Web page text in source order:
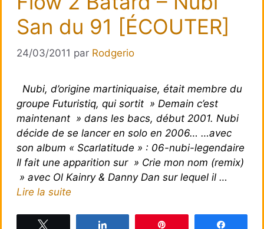
San du 91 [ÉCOUTER]
24/03/2011 par Rodgerio
Nubi, d’origine martiniquaise, était membre du
groupe Futuristiq, qui sortit » Demain c’est
maintenant » dans les bacs, début 2001. Nubi
décide de se lancer en solo en 2006… …avec
son album « Scarlatitude » : 06-nubi-legendaire
Il fait une apparition sur » Crie mon nom (remix)
» avec Ol Kainry & Danny Dan sur lequel il …
Lire la suite